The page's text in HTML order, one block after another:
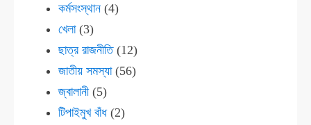
কর্মসংস্থান (4)
খেলা(3)
ছাত্র রাজনীতি(12)
জাতীয় সমস্যা(56)
জ্বালানী(5)
টিপাইমুখ বাঁধ(2)